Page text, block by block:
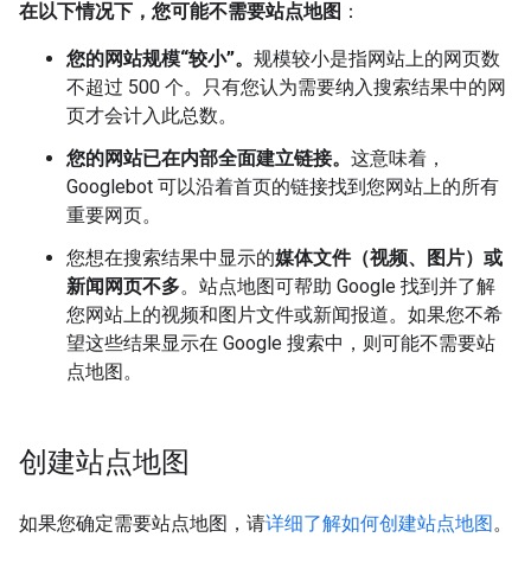
在以下情况下，您可能不需要站点地图 ：
您的网站规模“较小”。 规模较小是指网站上的网页数
不超过 500 个。只有您认为需要纳入搜索结果中的网
页才会计入此总数。
您的网站已在内部全面建立链接。 这意味着，
Googlebot 可以沿着首页的链接找到您网站上的所有
重要网页。
您想在搜索结果中显示的媒体文件（视频、图片）或
新闻网页不多。站点地图可帮助 Google 找到并了解
您网站上的视频和图片文件或新闻报道。如果您不希
望这些结果显示在 Google 搜索中，则可能不需要站
点地图。
创建站点地图
如果您确定需要站点地图，请详细了解如何创建站点地图。